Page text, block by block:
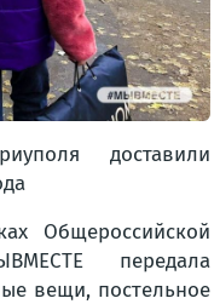
доставили
Общероссийской
передала
вещи, постельное